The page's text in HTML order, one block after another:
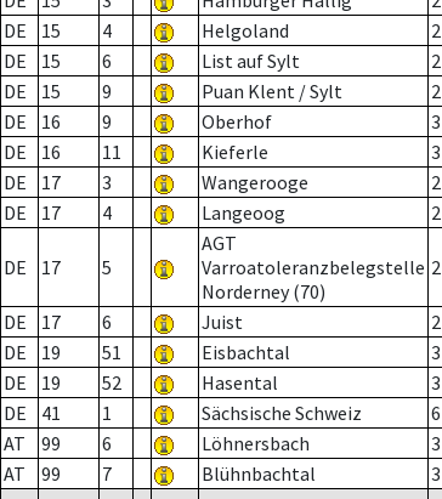
DE
15 4 Helgoland 2
DE
15 6 List auf Sylt 2
DE
15 9 Puan Klent / Sylt 2
DE
16 9 Oberhof 3
DE
16 11 Kieferle 3
DE
17 3 Wangerooge 2
DE
17 4 Langeoog 2
DE 17 5
AGT
Varroatoleranzbelegstelle
Norderney (70)
2
DE 17 6 Juist 2
DE
19 51 Eisbachtal 3
DE
19 52 Hasental 3
DE
41 1 Sächsische Schweiz 6
AT
99 6 Löhnersbach 3
AT
99 7 Blühnbachtal 3